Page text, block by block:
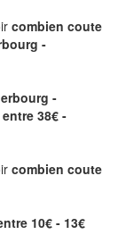
combien coute
-
-
38€ -
combien coute
10€ - 13€